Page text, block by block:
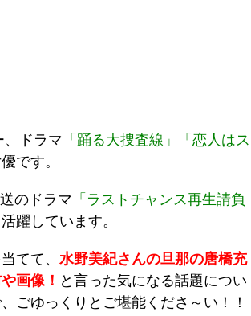
、ドラマ 「踊る大捜査線」「恋人はス
です。
のドラマ 「ラストチャンス再生請負
躍しています。
てて、 水野美紀さんの旦那の唐橋充
画像！ と言った気になる話題につい
ごゆっくりとご堪能くださ～い！！